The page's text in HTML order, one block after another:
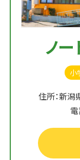
ノ
小
住所：新